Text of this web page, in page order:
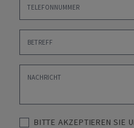
BITTE AKZEPTIEREN SIE